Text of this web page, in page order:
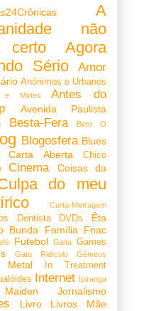
A
não
certo
Agora
Sério
Amor
Anônimos e Urbanos
e Mirtes
Antes do
Avenida Paulista
Besta-Fera Beto O
Blogosfera Blues
Carta Aberta
Chico
Cinema
Coisas da
do meu
Curta-Metragem
Dentista DVDs
Êta
Bunda
Família Fnac
Futebol Gaita Games
Gato Ridículo Gêmeos
Metal
In Treatment
Internet Ipiranga
Jornalismo
Livro Livros Mãe